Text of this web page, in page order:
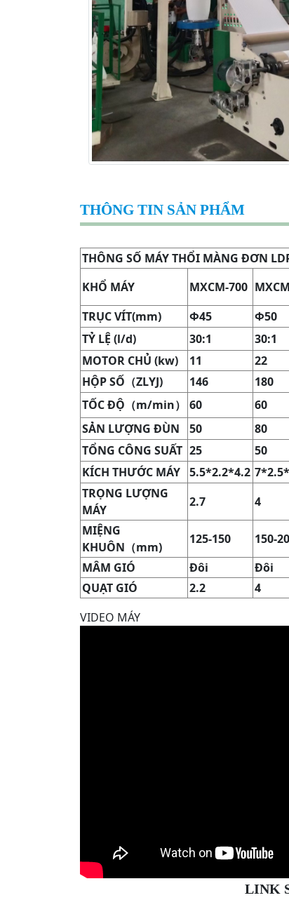
THÔNG TIN SẢN PHẨM
THÔNG SỐ MÁY THỔI MÀNG ĐƠN
KHỔ MÁY
MXCM-700
TRỤC VÍT(mm)
Φ45 Φ50
TỶ LỆ (l/d)
30:1 30:1
MOTOR CHỦ (kw)
11 22
HỘP SỐ （ZLYJ) 146 180
TỐC ĐỘ （m/min） 60 60
SẢN LƯỢNG ĐÙN
50 80
TỔNG CÔNG SUẤT 25 50
KÍCH THƯỚC MÁY 5.5*2.2*4.2
TRỌNG LƯỢNG
MÁY
2.7 4
MIỆNG
KHUÔN （mm)
125-150 150-
MÂM GIÓ
Đôi Đôi
QUẠT GIÓ
2.2 4
VIDEO MÁY
LINK